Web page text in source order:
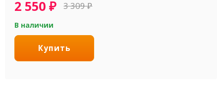
2 550₽ 3 309₽
В наличии
Купить